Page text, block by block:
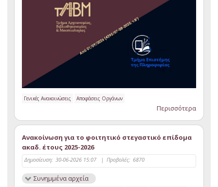
Γενικές Ανακοινώσεις Αποφάσεις Οργάνων
Περισσότερα
Ανακοίνωση για το φοιτητικό στεγαστικό επίδομα
ακαδ. έτους 2025-2026
Δημοσίευση: 30-06-2026 15:07 | Προβολές: 6870
Συνημμένα αρχεία